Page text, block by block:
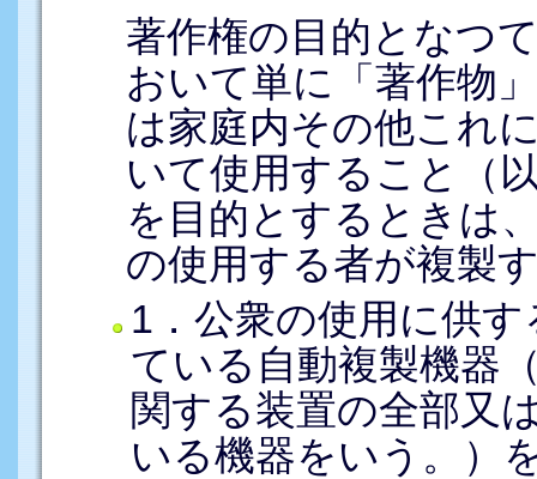
著作権の目的となつ
おいて単に「著作物
は家庭内その他これ
いて使用すること（
を目的とするときは
の使用する者が複製
1．公衆の使用に供
ている自動複製機器
関する装置の全部又
いる機器をいう。）